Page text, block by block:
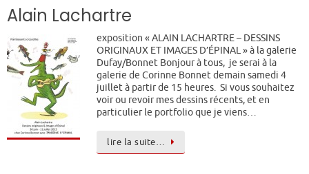
Alain Lachartre
exposition « ALAIN LACHARTRE – DESSINS
ORIGINAUX ET IMAGES D’ÉPINAL » à la galerie
Dufay/Bonnet Bonjour à tous, je serai à la
galerie de Corinne Bonnet demain samedi 4
juillet à partir de 15 heures. Si vous souhaitez
voir ou revoir mes dessins récents, et en
particulier le portfolio que je viens…
lire la suite…